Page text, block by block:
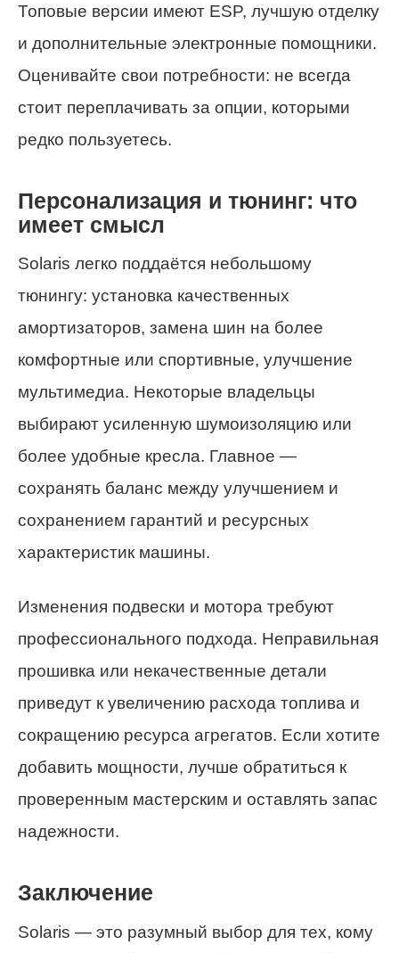
Топовые версии имеют ESP, лучшую отделку
и дополнительные электронные помощники.
Оценивайте свои потребности: не всегда
стоит переплачивать за опции, которыми
редко пользуетесь.
Персонализация и тюнинг: что
имеет смысл
Solaris легко поддаётся небольшому
тюнингу: установка качественных
амортизаторов, замена шин на более
комфортные или спортивные, улучшение
мультимедиа. Некоторые владельцы
выбирают усиленную шумоизоляцию или
более удобные кресла. Главное —
сохранять баланс между улучшением и
сохранением гарантий и ресурсных
характеристик машины.
Изменения подвески и мотора требуют
профессионального подхода. Неправильная
прошивка или некачественные детали
приведут к увеличению расхода топлива и
сокращению ресурса агрегатов. Если хотите
добавить мощности, лучше обратиться к
проверенным мастерским и оставлять запас
надежности.
Заключение
Solaris — это разумный выбор для тех, кому